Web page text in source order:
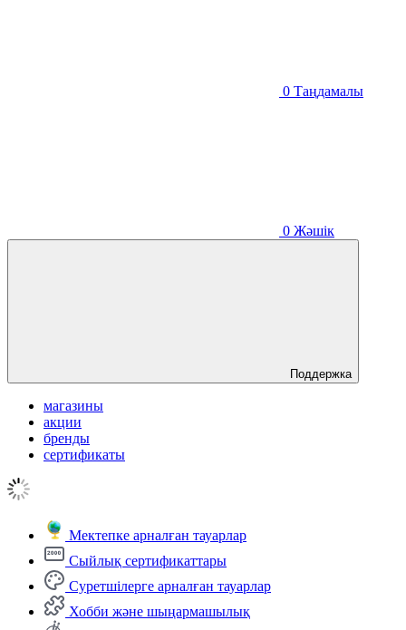
0 Таңдамалы
0 Жәшік
Поддержка
магазины
акции
бренды
сертификаты
Мектепке арналған тауарлар
Сыйлық сертификаттары
Суретшілерге арналған тауарлар
Хобби және шыңармашылық